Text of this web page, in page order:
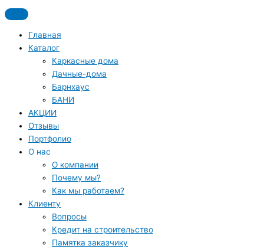
к
содержимому
Главная
Каталог
Каркасные дома
Дачные-дома
Барнхаус
БАНИ
АКЦИИ
Отзывы
Портфолио
О нас
О компании
Почему мы?
Как мы работаем?
Клиенту
Вопросы
Кредит на строительство
Памятка заказчику
До 19 июня скидка на все дома из каталога 7%